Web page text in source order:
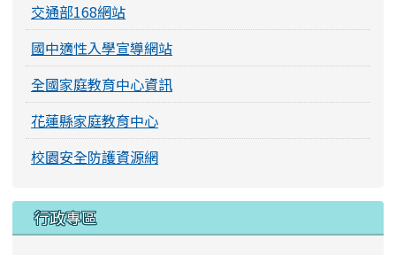
交通部168網站
國中適性入學宣導網站
全國家庭教育中心資訊
花蓮縣家庭教育中心
校園安全防護資源網
行政專區